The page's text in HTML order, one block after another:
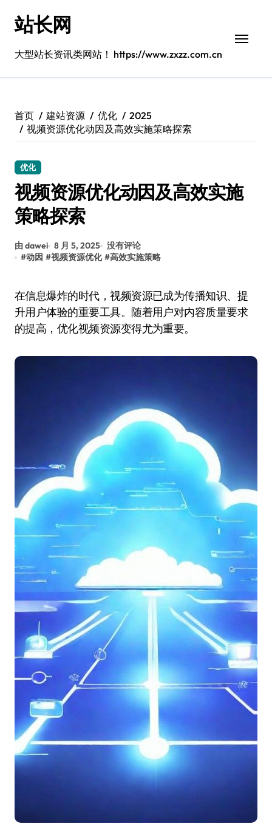
站长网
大型站长资讯类网站！ https://www.zxzz.com.cn
首页 建站资源 优化
2025
视频资源优化动因及高效实施策略探索
优化
视频资源优化动因及高效实施
策略探索
由 dawei 8 月 5, 2025 没有评论
#动因 #视频资源优化 #高效实施策略
在信息爆炸的时代，视频资源已成为传播知识、提
升用户体验的重要工具。随着用户对内容质量要求
的提高，优化视频资源变得尤为重要。